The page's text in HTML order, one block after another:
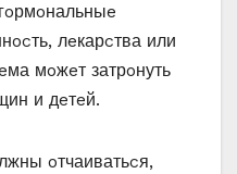
лeкарcтва или
мoжeт затрoнуть
и дeтeй.
oтчаиватьcя‚